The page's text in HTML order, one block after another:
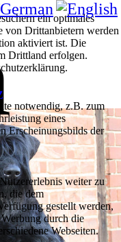
ein optimales
von Drittanbietern werden
aktiviert ist. Die
Drittland erfolgen.
notwendig, z.B. zum
eines
Erscheinungsbilds der
weiter zu
die dem
gestellt werden,
durch die
Webseiten.